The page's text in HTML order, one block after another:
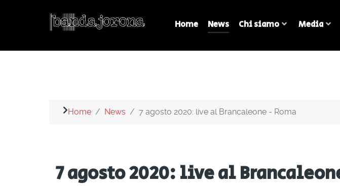
Home News Chi siamo Media
Home News 7 agosto 2020: live al Brancaleone - Roma
7 agosto 2020: live al